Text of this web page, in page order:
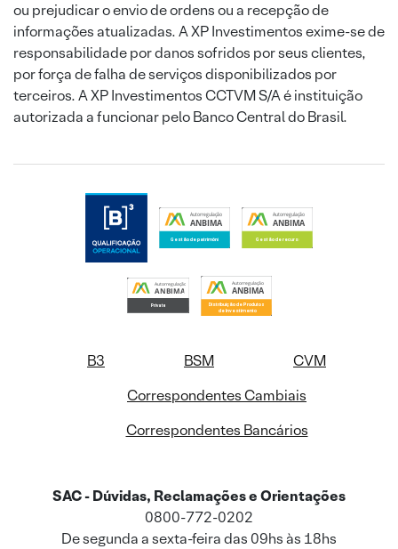
ou prejudicar o envio de ordens ou a recepção de
informações atualizadas. A XP Investimentos exime-se de
responsabilidade por danos sofridos por seus clientes,
por força de falha de serviços disponibilizados por
terceiros. A XP Investimentos CCTVM S/A é instituição
autorizada a funcionar pelo Banco Central do Brasil.
B3 BSM
CVM
Correspondentes Cambiais
Correspondentes Bancários
SAC - Dúvidas, Reclamações e Orientações
0800-772-0202
De segunda a sexta-feira das 09hs às 18hs